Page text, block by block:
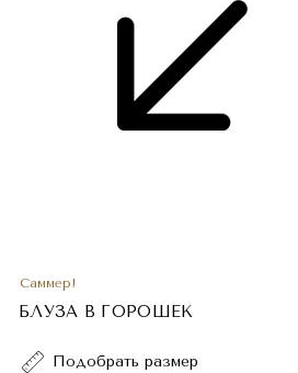
Саммер!
БЛУЗА В ГОРОШЕК
Подобрать размер